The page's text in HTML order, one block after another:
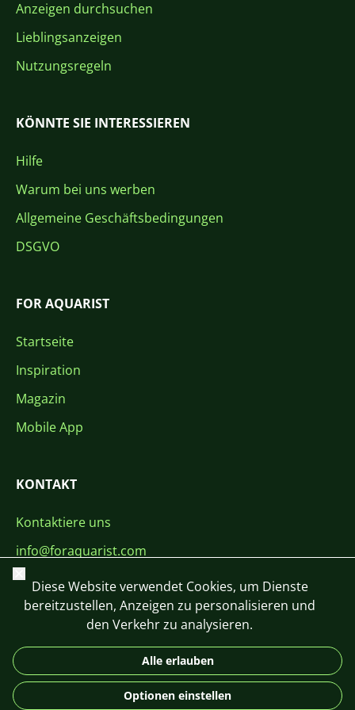
Anzeigen durchsuchen
Lieblingsanzeigen
Nutzungsregeln
KÖNNTE SIE INTERESSIEREN
Hilfe
Warum bei uns werben
Allgemeine Geschäftsbedingungen
DSGVO
FOR AQUARIST
Startseite
Inspiration
Magazin
Mobile App
KONTAKT
Kontaktiere uns
info@foraquarist.com
+420 603 449 602
DE
Schließen
Diese Website verwendet Cookies, um Dienste
bereitzustellen, Anzeigen zu personalisieren und
den Verkehr zu analysieren.
Alle erlauben
Optionen einstellen